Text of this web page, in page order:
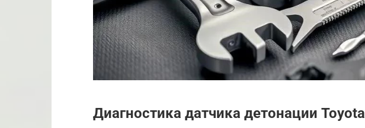
Диагностика датчика детонации Toyota